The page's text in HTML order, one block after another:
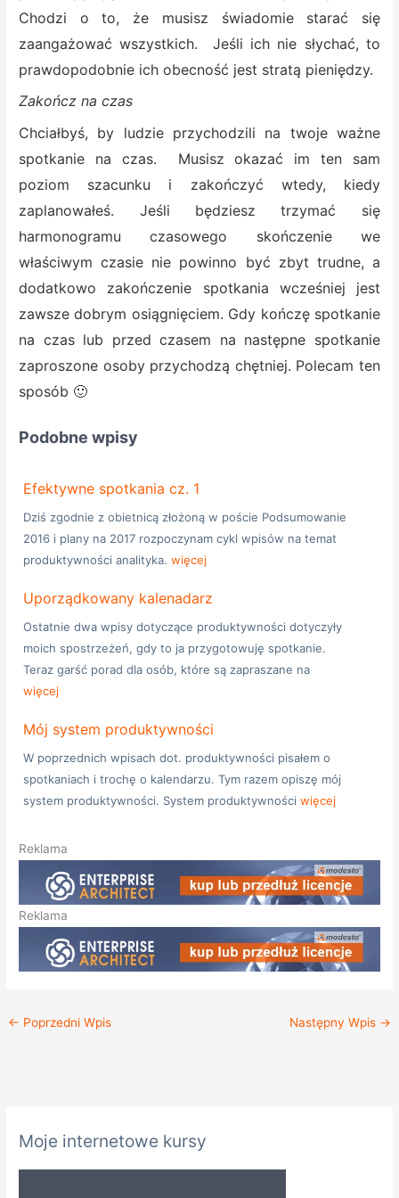
Chodzi o to, że musisz świadomie starać się
zaangażować wszystkich. Jeśli ich nie słychać, to
prawdopodobnie ich obecność jest stratą pieniędzy.
Zakończ na czas
Chciałbyś, by ludzie przychodzili na twoje ważne
spotkanie na czas. Musisz okazać im ten sam
poziom szacunku i zakończyć wtedy, kiedy
zaplanowałeś. Jeśli będziesz trzymać się
harmonogramu czasowego skończenie we
właściwym czasie nie powinno być zbyt trudne, a
dodatkowo zakończenie spotkania wcześniej jest
zawsze dobrym osiągnięciem. Gdy kończę spotkanie
na czas lub przed czasem na następne spotkanie
zaproszone osoby przychodzą chętniej. Polecam ten
sposób 🙂
Podobne wpisy
Efektywne spotkania cz. 1
Dziś zgodnie z obietnicą złożoną w poście Podsumowanie
2016 i plany na 2017 rozpoczynam cykl wpisów na temat
produktywności analityka.więcej
Uporządkowany kalenadarz
Ostatnie dwa wpisy dotyczące produktywności dotyczyły
moich spostrzeżeń, gdy to ja przygotowuję spotkanie.
Teraz garść porad dla osób, które są zapraszane na
więcej
Mój system produktywności
W poprzednich wpisach dot. produktywności pisałem o
spotkaniach i trochę o kalendarzu. Tym razem opiszę mój
system produktywności. System produktywnościwięcej
Reklama
Reklama
← Poprzedni Wpis Następny Wpis →
Moje internetowe kursy
a